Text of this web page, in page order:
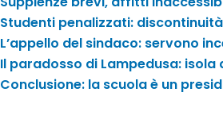
Studenti penalizzati:
L’appello del sindaco: servono
Il paradosso di Lampedusa: isola
Conclusione: la scuola è un